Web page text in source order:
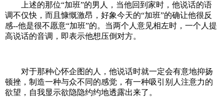
上述的那位“加班”的男人，当他回到家时，他说话的语
调不仅快，而且慷慨激昂，好象今天的“加班”的确让他很反
感--他是很不愿意“加班”的。当两个人意见相左时，一个人提
高说话的音调，即表示他想压倒对方。
对于那种心怀企图的人，他说话时就一定会有意地抑扬
顿挫，制造一种与众不同的感觉，有一种吸引别人注意力的
欲望，自我显示欲隐隐约约地透露出来了。